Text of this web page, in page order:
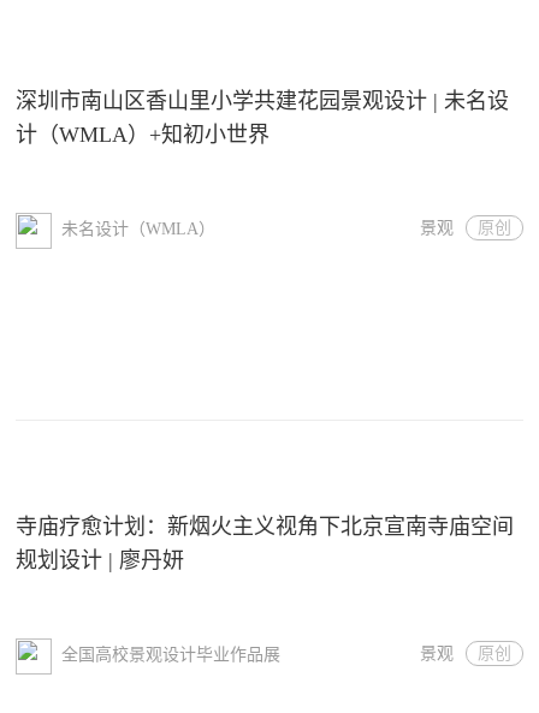
深圳市南山区香山里小学共建花园景观设计 | 未名设
计（WMLA）+知初小世界
未名设计（WMLA） 景观 原创
寺庙疗愈计划：新烟火主义视角下北京宣南寺庙空间
规划设计 | 廖丹妍
全国高校景观设计毕业作品展 景观 原创